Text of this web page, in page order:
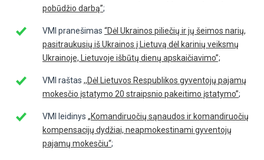
pobūdžio darbą”;
VMI pranešimas “Dėl Ukrainos piliečių ir jų šeimos narių,
pasitraukusių iš Ukrainos į Lietuvą dėl karinių veiksmų
Ukrainoje, Lietuvoje išbūtų dienų apskaičiavimo”;
VMI raštas ,,Dėl Lietuvos Respublikos gyventojų pajamų
mokesčio įstatymo 20 straipsnio pakeitimo įstatymo”;
VMI leidinys „Komandiruočių sąnaudos ir komandiruočių
kompensacijų dydžiai, neapmokestinami gyventojų
pajamų mokesčiu“;